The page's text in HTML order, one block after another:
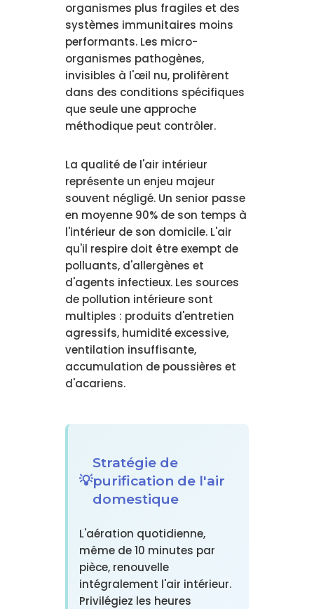
organismes plus fragiles et des
systèmes immunitaires moins
performants. Les micro-
organismes pathogènes,
invisibles à l'œil nu, prolifèrent
dans des conditions spécifiques
que seule une approche
méthodique peut contrôler.
La qualité de l'air intérieur
représente un enjeu majeur
souvent négligé. Un senior passe
en moyenne 90% de son temps à
l'intérieur de son domicile. L'air
qu'il respire doit être exempt de
polluants, d'allergènes et
d'agents infectieux. Les sources
de pollution intérieure sont
multiples : produits d'entretien
agressifs, humidité excessive,
ventilation insuffisante,
accumulation de poussières et
d'acariens.
Stratégie de
purification de l'air
domestique
L'aération quotidienne,
même de 10 minutes par
pièce, renouvelle
intégralement l'air intérieur.
Privilégiez les heures